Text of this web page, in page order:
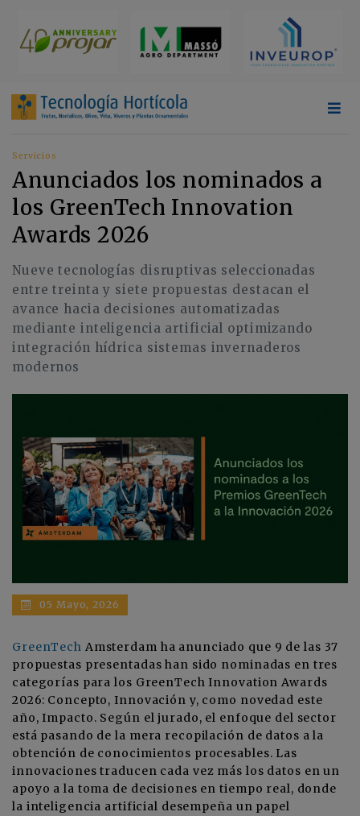
Servicios
Anunciados los nominados a
los GreenTech Innovation
Awards 2026
Nueve tecnologías disruptivas seleccionadas
entre treinta y siete propuestas destacan el
avance hacia decisiones automatizadas
mediante inteligencia artificial optimizando
integración hídrica sistemas invernaderos
modernos
05 Mayo, 2026
GreenTech Amsterdam ha anunciado que 9 de las 37
propuestas presentadas han sido nominadas en tres
categorías para los GreenTech Innovation Awards
2026: Concepto, Innovación y, como novedad este
año, Impacto. Según el jurado, el enfoque del sector
está pasando de la mera recopilación de datos a la
obtención de conocimientos procesables. Las
innovaciones traducen cada vez más los datos en un
apoyo a la toma de decisiones en tiempo real, donde
la inteligencia artificial desempeña un papel